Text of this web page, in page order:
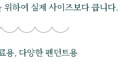
하여 실제 사이즈보다 큽니다.
용, 다양한 펜던트용